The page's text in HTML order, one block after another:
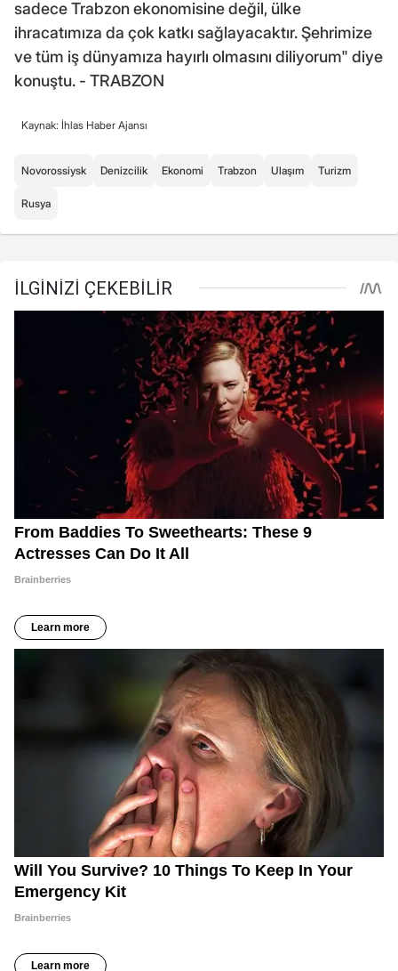
sadece Trabzon ekonomisine değil, ülke
ihracatımıza da çok katkı sağlayacaktır. Şehrimize
ve tüm iş dünyamıza hayırlı olmasını diliyorum" diye
konuştu. - TRABZON
Kaynak: İhlas Haber Ajansı
Novorossiysk Denizcilik Ekonomi Trabzon Ulaşım Turizm
Rusya